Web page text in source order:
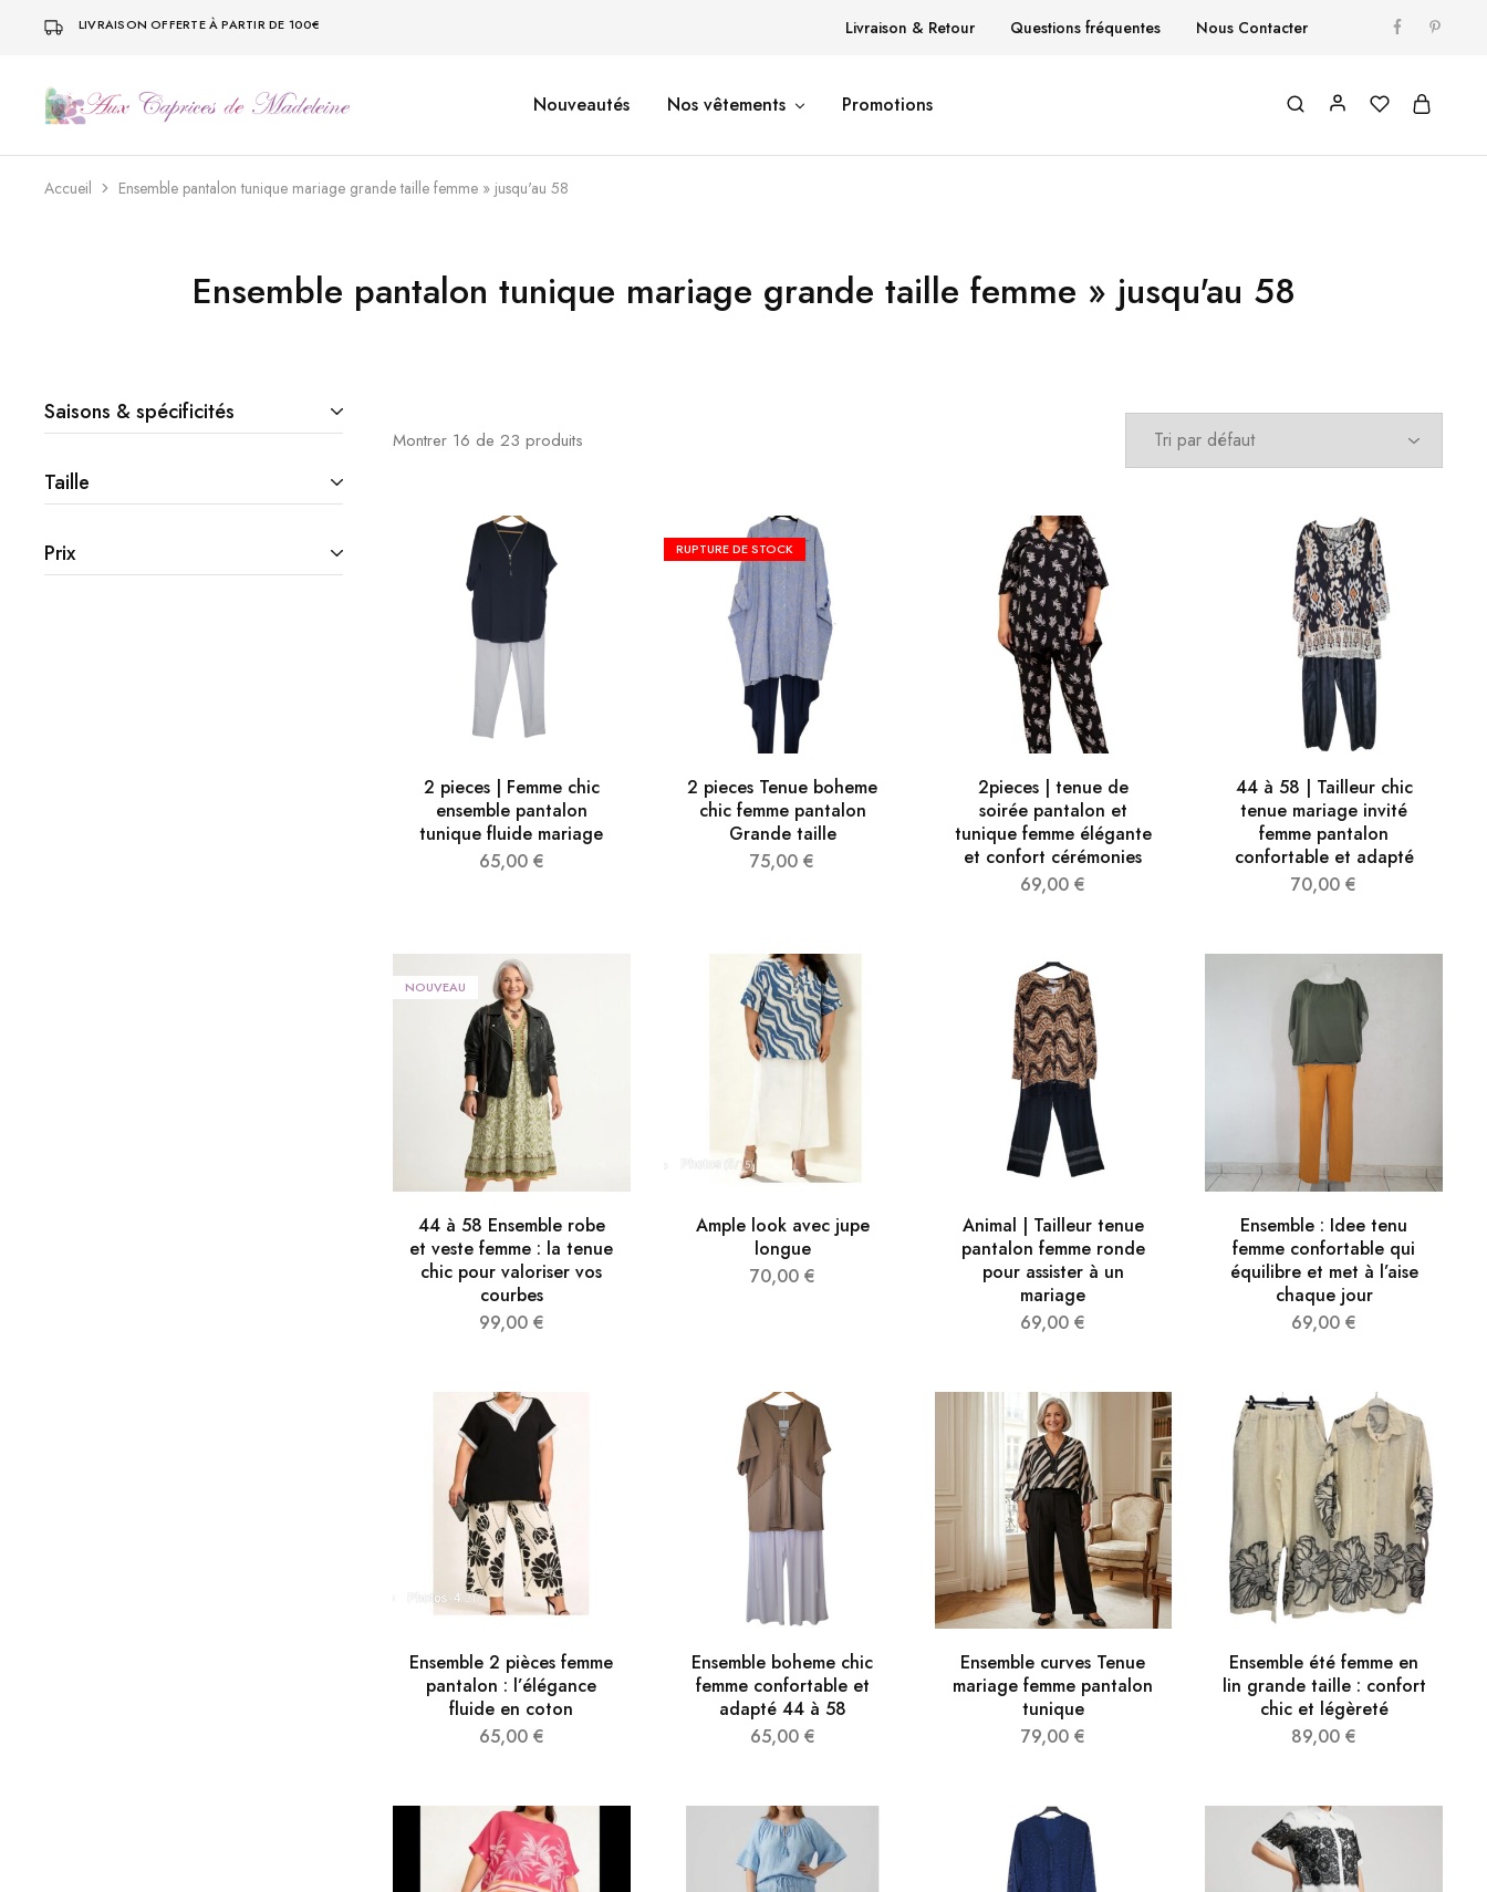
LIVRAISON OFFERTE À PARTIR DE 100€ Livraison & Retour Questions fréquentes Nous Contacter
Vêtement
Femme
à
Porter
et
Vêtement
Femme
à
Porter
et
Nouveautés Nos vêtements Promotions
Accueil Ensemble pantalon tunique mariage grande taille femme » jusqu'au 58
Ensemble pantalon tunique mariage grande taille femme » jusqu'au 58
Montrer 16 de 23 produits
2 pieces | Femme chic
ensemble pantalon
tunique fluide mariage
65,00 €
RUPTURE DE STOCK
2 pieces Tenue boheme
chic femme pantalon​
Grande taille
75,00€
2pieces | tenue de
soirée pantalon et
tunique ​femme élégante
et confort cérémonies
69,00€
44 à 58 | Tailleur chic
tenue mariage invité
femme pantalon
confortable et adapté
70,00€
NOUVEAU
44 à 58 Ensemble robe
et veste femme : la tenue
chic pour valoriser vos
courbes
99,00 €
Ample look avec jupe
longue
70,00 €
Animal | Tailleur tenue
pantalon femme ronde
pour assister à un
mariage
69,00€
Ensemble : Idee tenu
femme confortable qui
équilibre et met à l’aise
chaque jour​
69,00€
Ensemble 2 pièces femme
pantalon : l’élégance
fluide en coton
65,00 €
Ensemble boheme chic
femme confortable et
adapté 44 à 58
65,00 €
Ensemble curves Tenue
mariage femme pantalon
tunique
79,00 €
Ensemble été femme en
lin grande taille : confort
chic et légèreté
89,00€
Saisons & spécificités
Taille
Prix